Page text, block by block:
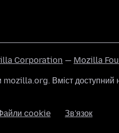
Corporation — Mozilla
Вміст доступний
cookie Зв'язок